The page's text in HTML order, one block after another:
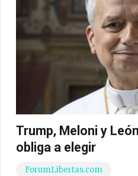
Trump, Meloni y
obliga a elegir
ForumLibertas.com